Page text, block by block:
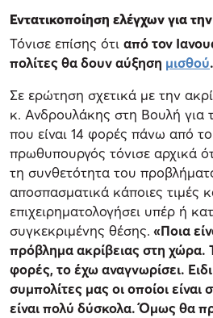
Εντατικοποίηση ελέγχων για
Τόνισε επίσης ότι από τον
πολίτες θα δουν αύξηση μισθού.
Σε ερώτηση σχετικά με την
κ. Ανδρουλάκης στη Βουλή για
που είναι 14 φορές πάνω από
πρωθυπουργός τόνισε αρχικά
τη συνθετότητα του
αποσπασματικά κάποιες τιμές
επιχειρηματολογήσει υπέρ ή
συγκεκριμένης θέσης. «Ποια
πρόβλημα ακρίβειας στη χώρα.
φορές, το έχω αναγνωρίσει.
συμπολίτες μας οι οποίοι είναι
είναι πολύ δύσκολα. Όμως θα